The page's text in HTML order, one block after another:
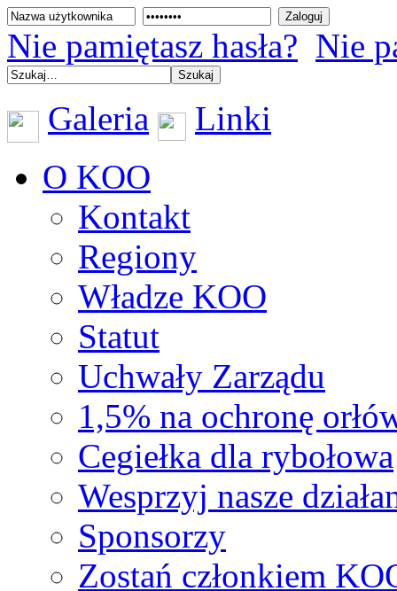
Nie pamiętasz hasła? Nie
Galeria
Linki
O KOO
Kontakt
Regiony
Władze KOO
Statut
Uchwały Zarządu
1,5% na ochronę
Cegiełka dla rybołowa
Wesprzyj nasze
Sponsorzy
Zostań członkiem